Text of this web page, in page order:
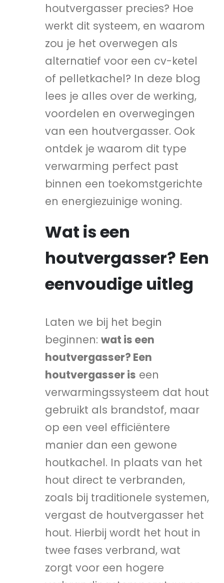
houtvergasser precies? Hoe
werkt dit systeem, en waarom
zou je het overwegen als
alternatief voor een cv-ketel
of pelletkachel? In deze blog
lees je alles over de werking,
voordelen en overwegingen
van een houtvergasser. Ook
ontdek je waarom dit type
verwarming perfect past
binnen een toekomstgerichte
en energiezuinige woning.
Wat is een
houtvergasser? Een
eenvoudige uitleg
Laten we bij het begin
beginnen: wat is een
houtvergasser? Een
houtvergasser is een
verwarmingssysteem dat hout
gebruikt als brandstof, maar
op een veel efficiëntere
manier dan een gewone
houtkachel. In plaats van het
hout direct te verbranden,
zoals bij traditionele systemen,
vergast de houtvergasser het
hout. Hierbij wordt het hout in
twee fases verbrand, wat
zorgt voor een hogere